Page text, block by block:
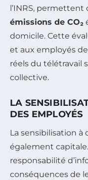
l’INRS, permettent
émissions de CO₂
domicile. Cette
et aux employés
réels du télétravail
collective.
LA
DES EMPLOYÉS
La sensibilisation
également
responsabilité
conséquences de